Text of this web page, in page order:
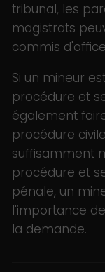
tribunal, les
magistrats
commis
Si un mineur
procédure et
également
procédure
suffisamment
procédure et
pénale, un
l'importance
la demande.